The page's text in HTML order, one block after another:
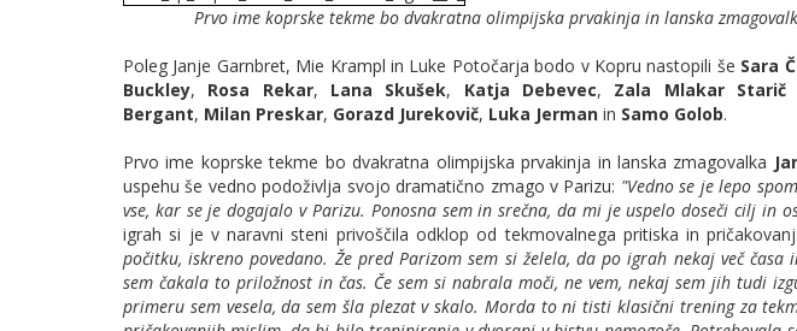
Prvo ime koprske tekme bo dvakratna olimpijska prvakinja in lanska
Poleg Janje Garnbret, Mie Krampl in Luke Potočarja bodo v Kopru nastopili še Sara
Buckley, Rosa Rekar, Lana Skušek, Katja Debevec, Zala Mlakar Starič
Bergant, Milan Preskar, Gorazd Jurekovič, Luka Jerman in Samo Golob.
Prvo ime koprske tekme bo dvakratna olimpijska prvakinja in lanska zmagovalka
uspehu še vedno podoživlja svojo dramatično zmago v Parizu: "Vedno se je lepo
vse, kar se je dogajalo v Parizu. Ponosna sem in srečna, da mi je uspelo doseči cilj in
igrah si je v naravni steni privoščila odklop od tekmovalnega pritiska in pričakovanj:
počitku, iskreno povedano. Že pred Parizom sem si želela, da po igrah nekaj več
sem čakala to priložnost in čas. Če sem si nabrala moči, ne vem, nekaj sem jih tudi
primeru sem vesela, da sem šla plezat v skalo. Morda to ni tisti klasični trening za